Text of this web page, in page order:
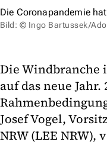
Die Coronapandemie
Bild: © Ingo Bartussek/
Die Windbranche
auf das neue
Josef Vogel,
NRW (LEE